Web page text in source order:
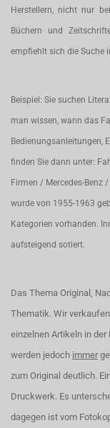
Herstellern, nicht nur
Büchern und
empfiehlt sich die Suche
Beispiel: Sie suchen
man wissen, wann das
Bedienungsanleitungen,
finden Sie dann unter:
Firmen / Mercedes-Benz
wurde von 1955-1963
Kategorien vorhanden.
aufsteigend sotiert.
Das Thema Original,
Thematik. Wir
einzelnen Artikeln in
werden jedoch immer
zum Original deutlich.
Druckwerk. Es
dagegen ist vom